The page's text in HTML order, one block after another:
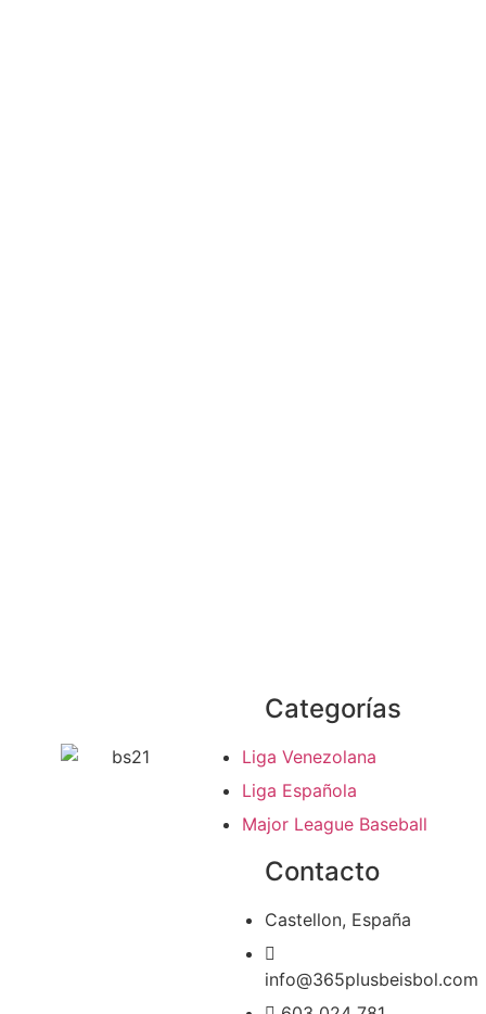
Categorías
Liga Venezolana
Liga Española
Major League Baseball
Contacto
Castellon, España
info@365plusbeisbol.com